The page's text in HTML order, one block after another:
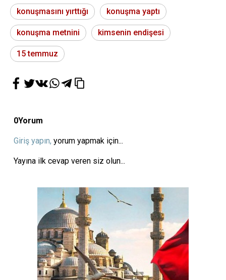
konuşmasını yırttığı konuşma yaptı
konuşma metnini kimsenin endişesi
15 temmuz
0Yorum
Giriş yapın, yorum yapmak için...
Yayına ilk cevap veren siz olun...